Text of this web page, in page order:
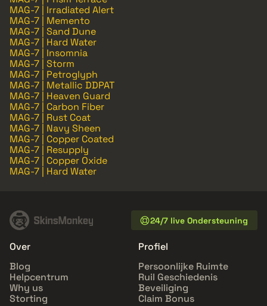
MAG-7 | Irradiated Alert
MAG-7 | Memento
MAG-7 | Sand Dune
MAG-7 | Hard Water
MAG-7 | Insomnia
MAG-7 | Storm
MAG-7 | Petroglyph
MAG-7 | Metallic DDPAT
MAG-7 | Heaven Guard
MAG-7 | Carbon Fiber
MAG-7 | Rust Coat
MAG-7 | Navy Sheen
MAG-7 | Copper Coated
MAG-7 | Resupply
MAG-7 | Copper Oxide
MAG-7 | Hard Water
24/7 live Ondersteuning
Over
Blog
Helpcentrum
Why us
Storting
Profiel
Persoonlijke Ruimte
Ruil Geschiedenis
Beveiliging
Claim Bonus